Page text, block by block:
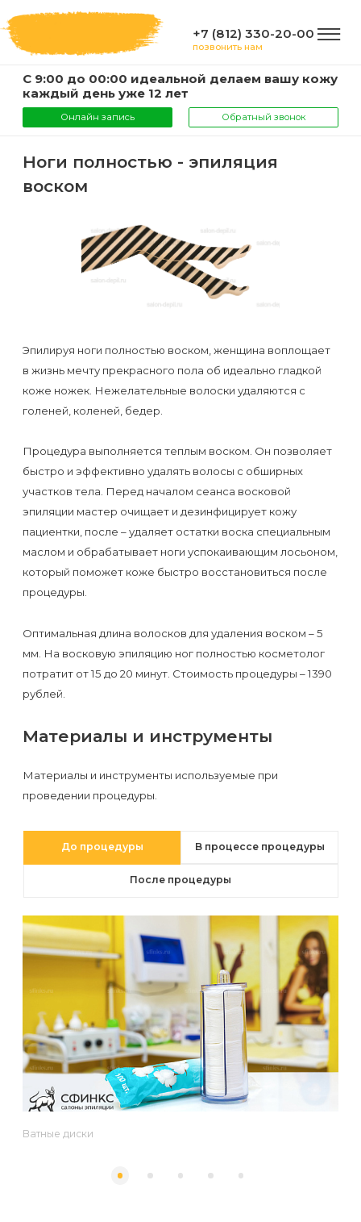
+7 (812) 330-20-00
позвонить нам
С 9:00 до 00:00 идеальной делаем вашу кожу
каждый день уже 12 лет
Онлайн запись Обратный звонок
ГЛАВНАЯ
Шугаринг
Мужская
Бикини-
дизайн
Материалы
инструменты
Оборудование
Партнерство
Администраторы
ИНФОРМАЦИЯ
Видео
Вопросы-
Статьи
Блог
Форум
Карта
Подготовка
к
эпиляции
воском
или
Эпиляция
в
и
первый
перед
важным
событием
Противопоказания
эпиляции
нужно
знать
перед
визитом
косметологу?
КОНТАКТЫ
Ноги полностью - эпиляция
воском
Эпилируя ноги полностью воском, женщина воплощает
в жизнь мечту прекрасного пола об идеально гладкой
коже ножек. Нежелательные волоски удаляются с
голеней, коленей, бедер.
Процедура выполняется теплым воском. Он позволяет
быстро и эффективно удалять волосы с обширных
участков тела. Перед началом сеанса восковой
эпиляции мастер очищает и дезинфицирует кожу
пациентки, после – удаляет остатки воска специальным
маслом и обрабатывает ноги успокаивающим лосьоном,
который поможет коже быстро восстановиться после
процедуры.
Оптимальная длина волосков для удаления воском – 5
мм. На восковую эпиляцию ног полностью косметолог
потратит от 15 до 20 минут. Стоимость процедуры – 1390
рублей.
Материалы и инструменты
Материалы и инструменты используемые при
проведении процедуры.
До процедуры В процессе процедуры
После процедуры
Ватные диски